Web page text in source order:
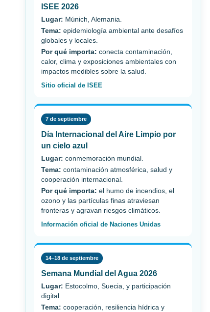
ISEE 2026
Lugar: Múnich, Alemania.
Tema: epidemiología ambiental ante desafíos
globales y locales.
Por qué importa: conecta contaminación,
calor, clima y exposiciones ambientales con
impactos medibles sobre la salud.
Sitio oficial de ISEE
7 de septiembre
Día Internacional del Aire Limpio por
un cielo azul
Lugar: conmemoración mundial.
Tema: contaminación atmosférica, salud y
cooperación internacional.
Por qué importa: el humo de incendios, el
ozono y las partículas finas atraviesan
fronteras y agravan riesgos climáticos.
Información oficial de Naciones Unidas
14–18 de septiembre
Semana Mundial del Agua 2026
Lugar: Estocolmo, Suecia, y participación
digital.
Tema: cooperación, resiliencia hídrica y